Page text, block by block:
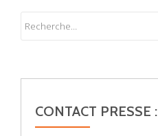
CONTACT PRESSE :